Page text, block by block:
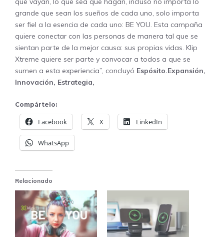
grande que sean los sueños de cada uno, solo importa
ser fiel a la esencia de cada uno: BE YOU. Esta campaña
quiere conectar con las personas de manera tal que se
sientan parte de la mejor causa: sus propias vidas. Klip
Xtreme quiere ser parte y convocar a todos a que se
sumen a esta experiencia”, concluyó Espósito.Expansión​,
Innovación​, Estrategia,
Compártelo:
Facebook X LinkedIn
WhatsApp
Relacionado